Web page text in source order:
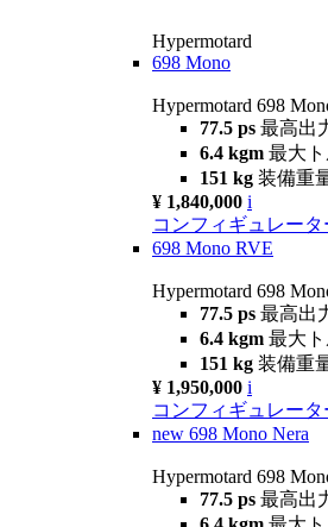
Hypermotard
698 Mono
Hypermotard 698
77.5 ps 最高出
6.4 kgm 最大ト
151 kg 装備重
¥ 1,840,000 i
コンフィギュレータ
698 Mono RVE
Hypermotard 698
77.5 ps 最高出
6.4 kgm 最大ト
151 kg 装備重
¥ 1,950,000 i
コンフィギュレータ
new 698 Mono Nera
Hypermotard 698
77.5 ps 最高出